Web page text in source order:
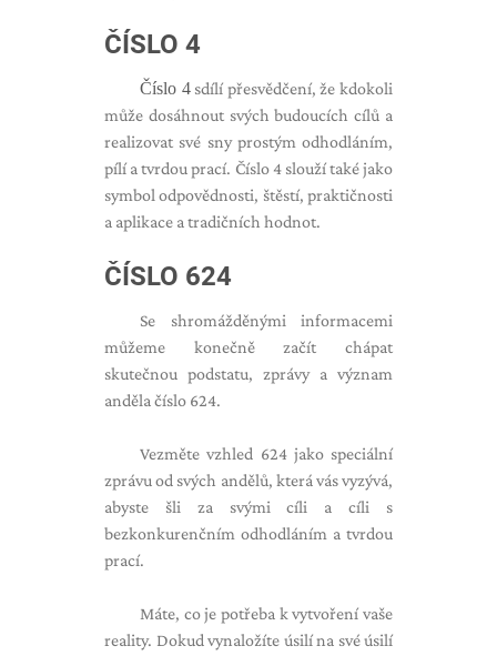
ČÍSLO 4
Číslo 4sdílí přesvědčení, že kdokoli
může dosáhnout svých budoucích cílů a
realizovat své sny prostým odhodláním,
pílí a tvrdou prací. Číslo 4 slouží také jako
symbol odpovědnosti, štěstí, praktičnosti
a aplikace a tradičních hodnot.
ČÍSLO 624
Se shromážděnými informacemi
můžeme konečně začít chápat
skutečnou podstatu, zprávy a význam
anděla číslo 624.
Vezměte vzhled 624 jako speciální
zprávu od svých andělů, která vás vyzývá,
abyste šli za svými cíli a cíli s
bezkonkurenčním odhodláním a tvrdou
prací.
Máte, co je potřeba k vytvoření vaše
reality. Dokud vynaložíte úsilí na své úsilí